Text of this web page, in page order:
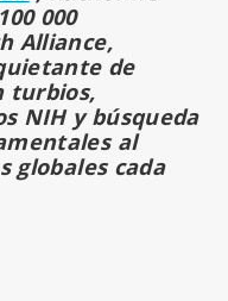
000
Alliance,
de
turbios,
NIH y búsqueda
al
globales cada